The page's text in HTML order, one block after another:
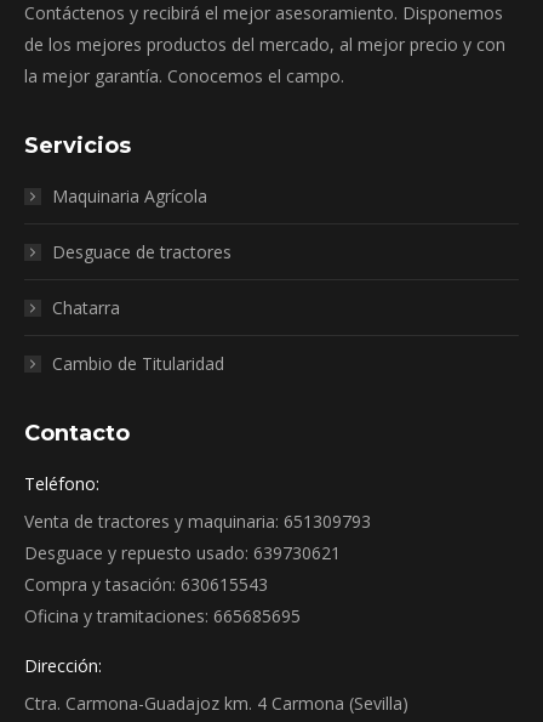
Contáctenos y recibirá el mejor asesoramiento. Disponemos
de los mejores productos del mercado, al mejor precio y con
la mejor garantía. Conocemos el campo.
Servicios
Maquinaria Agrícola
Desguace de tractores
Chatarra
Cambio de Titularidad
Contacto
Teléfono:
Venta de tractores y maquinaria: 651309793
Desguace y repuesto usado: 639730621
Compra y tasación: 630615543
Oficina y tramitaciones: 665685695
Dirección:
Ctra. Carmona-Guadajoz km. 4 Carmona (Sevilla)